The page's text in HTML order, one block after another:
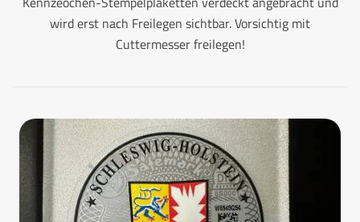
wird erst nach Freilegen sichtbar. Vorsichtig mit
Cuttermesser freilegen!